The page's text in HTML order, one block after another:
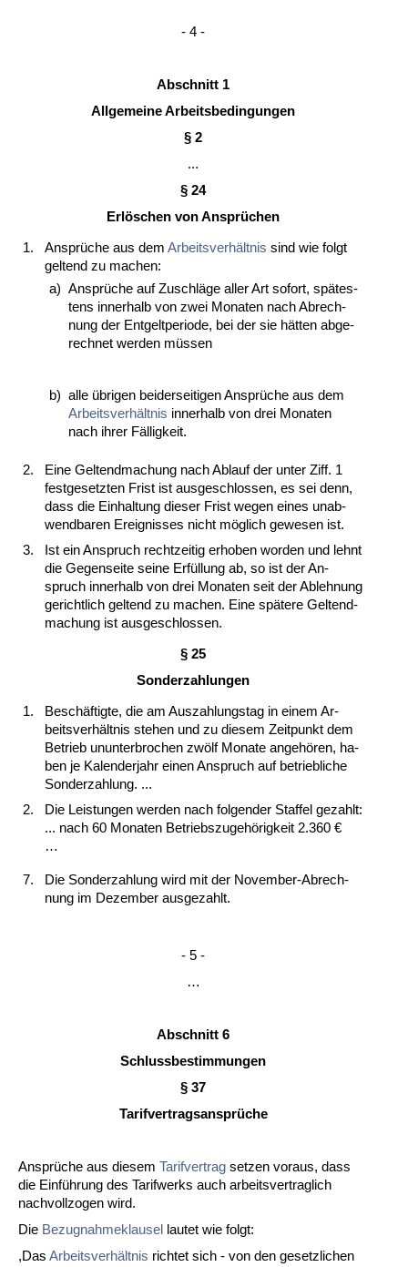
- 4 -
Ab­schnitt 1
All­ge­mei­ne Ar­beits­be­din­gun­gen
§ 2
...
§ 24
Erlöschen von Ansprüchen
1.
Ansprüche aus dem Ar­beits­verhält­nis sind wie folgt
gel­tend zu ma­chen:
a) Ansprüche auf Zu­schläge al­ler Art so­fort, spätes­
tens in­ner­halb von zwei Mo­na­ten nach Ab­rech­
nung der Ent­gelt­pe­ri­ode, bei der sie hätten ab­ge­
rech­net wer­den müssen
b) al­le übri­gen bei­der­sei­ti­gen Ansprüche aus dem
Ar­beits­verhält­nis in­ner­halb von drei Mo­na­ten
nach ih­rer Fällig­keit.
2.
Ei­ne Gel­tend­ma­chung nach Ab­lauf der un­ter Ziff. 1
fest­ge­setz­ten Frist ist aus­ge­schlos­sen, es sei denn,
dass die Ein­hal­tung die­ser Frist we­gen ei­nes un­ab­
wend­ba­ren Er­eig­nis­ses nicht möglich ge­we­sen ist.
3.
Ist ein An­spruch recht­zei­tig er­ho­ben wor­den und lehnt
die Ge­gen­sei­te sei­ne Erfüllung ab, so ist der An­
spruch in­ner­halb von drei Mo­na­ten seit der Ab­leh­nung
ge­richt­lich gel­tend zu ma­chen. Ei­ne späte­re Gel­tend­
ma­chung ist aus­ge­schlos­sen.
§ 25
Son­der­zah­lun­gen
1.
Beschäftig­te, die am Aus­zah­lungs­tag in ei­nem Ar­
beits­verhält­nis ste­hen und zu die­sem Zeit­punkt dem
Be­trieb un­un­ter­bro­chen zwölf Mo­na­te an­gehören, ha­
ben je Ka­len­der­jahr ei­nen An­spruch auf be­trieb­li­che
Son­der­zah­lung. ...
2.
Die Leis­tun­gen wer­den nach fol­gen­der Staf­fel ge­zahlt:
... nach 60 Mo­na­ten Be­triebs­zu­gehörig­keit 2.360 €
…
7.
Die Son­der­zah­lung wird mit der No­vem­ber-Ab­rech­
nung im De­zem­ber aus­ge­zahlt.
- 5 -
…
Ab­schnitt 6
Schluss­be­stim­mun­gen
§ 37
Ta­rif­ver­trags­ansprüche
Ansprüche aus die­sem Ta­rif­ver­trag set­zen vor­aus, dass
die Einführung des Ta­rif­werks auch ar­beits­ver­trag­lich
nach­voll­zo­gen wird.
Die Be­zug­nah­me­klau­sel lau­tet wie folgt:
,Das Ar­beits­verhält­nis rich­tet sich - von den ge­setz­li­chen